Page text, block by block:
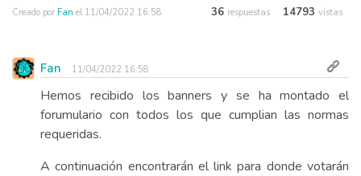
Creado por Fan el 11/04/2022 16:58 36 respuestas 14793 vistas
Fan 11/04/2022 16:58
Hemos recibido los banners y se ha montado el
forumulario con todos los que cumplian las normas
requeridas.
A continuación encontrarán el link para donde votarán